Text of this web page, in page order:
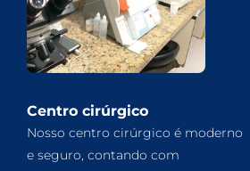
Centro cirúrgico
Nosso centro cirúrgico é moderno
e seguro, contando com